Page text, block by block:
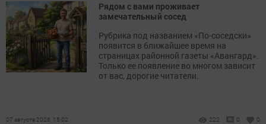
Рядом с вами проживает
замечательный сосед
Рубрика под названием «По-соседски»
появится в ближайшее время на
страницах районной газеты «Авангард».
Только ее появление во многом зависит
от вас, дорогие читатели.
07 августа 2026, 15:02 222 0 0